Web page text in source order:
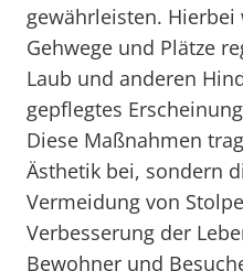
gewährleisten.
Gehwege und Plätze
Laub und anderen
gepflegtes
Diese Maßnahmen
Ästhetik bei, sondern
Vermeidung von
Verbesserung der
Bewohner und